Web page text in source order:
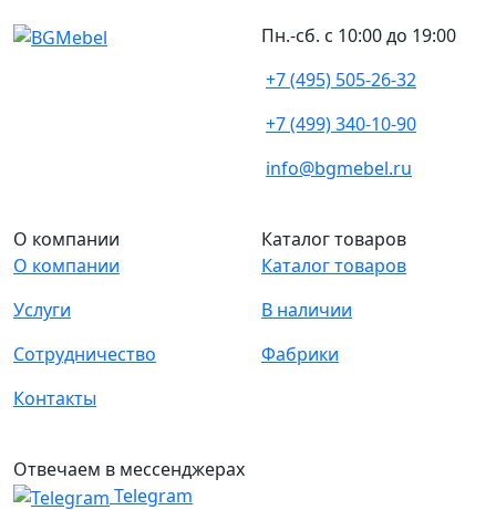
Пн.-сб. с 10:00 до 19:00
+7 (495) 505-26-32
+7 (499) 340-10-90
info@bgmebel.ru
О компании
О компании
Услуги
Сотрудничество
Контакты
Каталог товаров
Каталог товаров
В наличии
Фабрики
Отвечаем в мессенджерах
Telegram